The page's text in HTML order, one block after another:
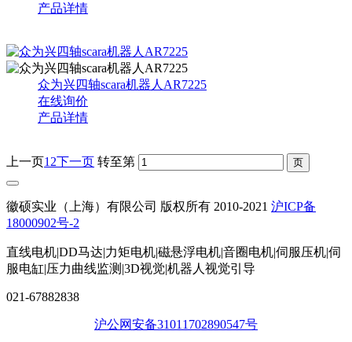
产品详情
众为兴四轴scara机器人AR7225
在线询价
产品详情
上一页1 2下一页 转至第
徽硕实业（上海）有限公司 版权所有 2010-2021 沪ICP备
18000902号-2
直线电机|DD马达|力矩电机|磁悬浮电机|音圈电机|伺服压机|伺
服电缸|压力曲线监测|3D视觉|机器人视觉引导
021-67882838
沪公网安备31011702890547号